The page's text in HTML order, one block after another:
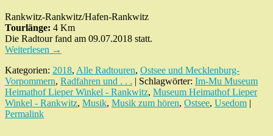
Rankwitz-Rankwitz/Hafen-Rankwitz
Tourlänge: 4 Km
Die Radtour fand am 09.07.2018 statt.
Weiterlesen →
Kategorien: 2018, Alle Radtouren, Ostsee und Mecklenburg-
Vorpommern, Radfahren und . . . | Schlagwörter: Im-Mu Museum
Heimathof Lieper Winkel - Rankwitz, Museum Heimathof Lieper
Winkel - Rankwitz, Musik, Musik zum hören, Ostsee, Usedom |
Permalink